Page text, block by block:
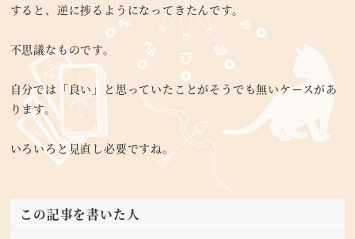
すると、逆に捗るようになってきたんです。
不思議なものです。
自分では「良い」と思っていたことがそうでも無いケースがあ
ります。
いろいろと見直し必要ですね。
この記事を書いた人